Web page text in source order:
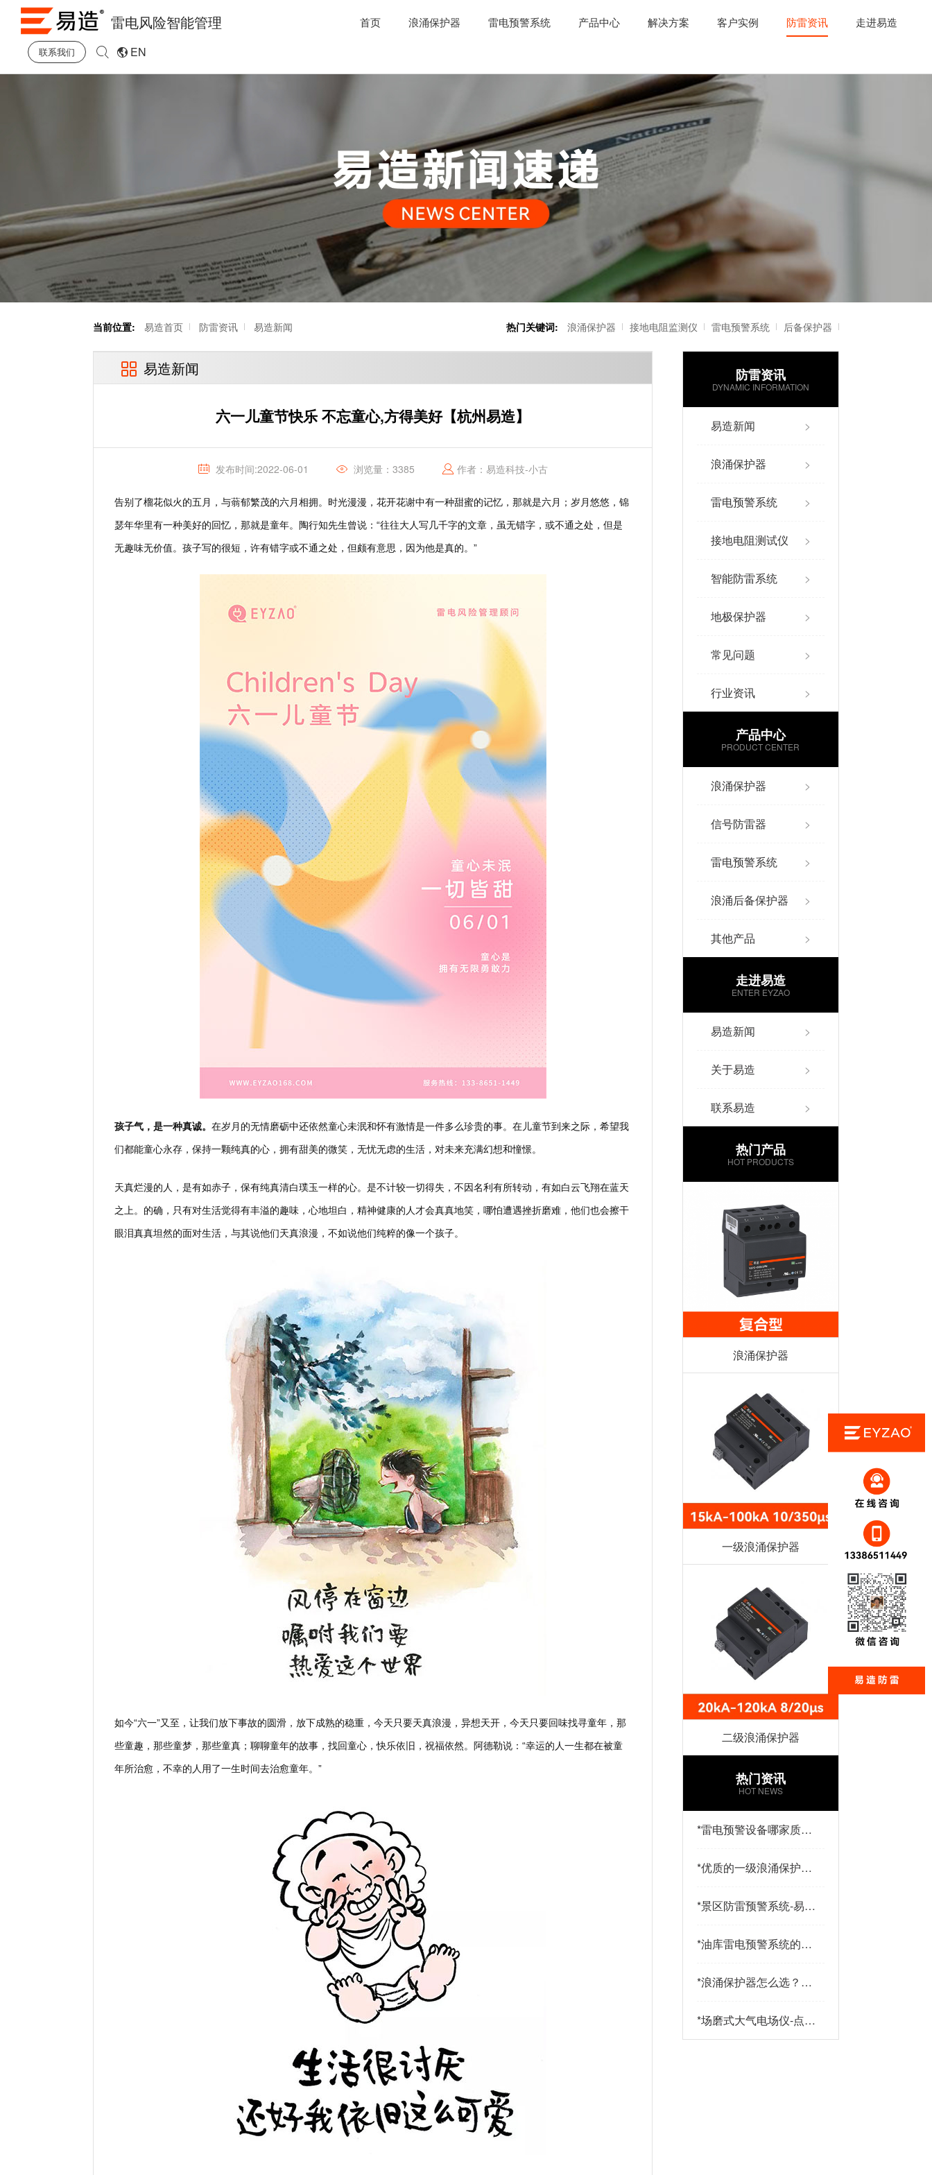
雷电风险智能管理 首页 浪涌保护器 雷电预警系统 产品中心 解决方案 客户实例 防雷资讯 走进易造
联系我们 EN
当前位置: 易造首页 防雷资讯 易造新闻 热门关键词: 浪涌保护器 接地电阻监测仪 雷电预警系统 后备保护器
雷电记录仪 智能防雷系统
易造新闻
六一儿童节快乐 不忘童心,方得美好【杭州易造】
发布时间:2022-06-01 浏览量：3385 作者：易造科技-小古
告别了榴花似火的五月，与蓊郁繁茂的六月相拥。时光漫漫，花开花谢中有一种甜蜜的记忆，那就是六月；岁月悠悠，锦
瑟年华里有一种美好的回忆，那就是童年。 陶行知先生曾说：“往往大人写几千字的文章，虽无错字，或不通之处，但是
无趣味无价值。孩子写的很短，许有错字或不通之处，但颇有意思，因为他是真的。”
孩子气，是一种真诚。在岁月的无情磨砺中还依然童心未泯和怀有激情是一件多么珍贵的事。在儿童节到来之际，希望我
们都能童心永存，保持一颗纯真的心，拥有甜美的微笑，无忧无虑的生活，对未来充满幻想和憧憬。
天真烂漫的人，是有如赤子，保有纯真清白璞玉一样的心。是不计较一切得失，不因名利有所转动，有如白云飞翔在蓝天
之上。的确，只有对生活觉得有丰溢的趣味，心地坦白，精神健康的人才会真真地笑，哪怕遭遇挫折磨难，他们也会擦干
眼泪真真坦然的面对生活，与其说他们天真浪漫，不如说他们纯粹的像一个孩子。
如今“六一”又至，让我们放下事故的圆滑，放下成熟的稳重，今天只要天真浪漫，异想天开，今天只要回味找寻童年，那
些童趣，那些童梦，那些童真；聊聊童年的故事，找回童心，快乐依旧，祝福依然。 阿德勒说：“幸运的人一生都在被童
年所治愈，不幸的人用了一生时间去治愈童年。”
防雷资讯
DYNAMIC INFORMATION
易造新闻 >
浪涌保护器 >
雷电预警系统 >
接地电阻测试仪 >
智能防雷系统 >
地极保护器 >
常见问题 >
行业资讯 >
产品中心
PRODUCT CENTER
浪涌保护器 >
信号防雷器 >
雷电预警系统 >
浪涌后备保护器 >
其他产品 >
走进易造
ENTER EYZAO
易造新闻 >
关于易造 >
联系易造 >
热门产品
HOT PRODUCTS
浪涌保护器
一级浪涌保护器
二级浪涌保护器
热门资讯
HOT NEWS
*雷电预警设备哪家质量
*优质的一级浪涌保护器
防雷
*景区防雷预警系统-易造
*油库雷电预警系统的传
看-易造
*浪涌保护器怎么选？三
策略助您精准选型-易造
*场磨式大气电场仪-点击
了解更多-易造